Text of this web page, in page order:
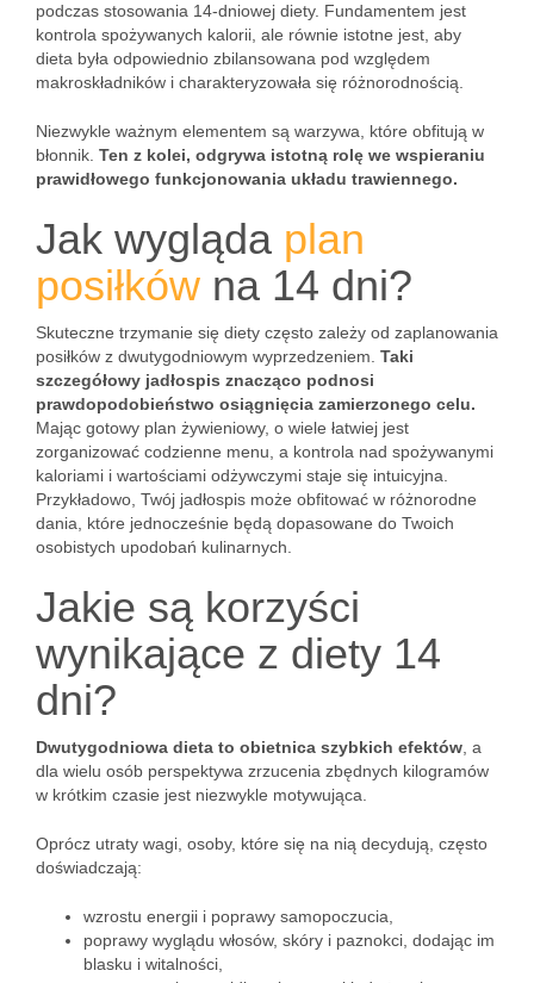
podczas stosowania 14-dniowej diety. Fundamentem jest
kontrola spożywanych kalorii, ale równie istotne jest, aby
dieta była odpowiednio zbilansowana pod względem
makroskładników i charakteryzowała się różnorodnością.
Niezwykle ważnym elementem są warzywa, które obfitują w
błonnik. Ten z kolei, odgrywa istotną rolę we wspieraniu
prawidłowego funkcjonowania układu trawiennego.
Jak wygląda plan
posiłków na 14 dni?
Skuteczne trzymanie się diety często zależy od zaplanowania
posiłków z dwutygodniowym wyprzedzeniem. Taki
szczegółowy jadłospis znacząco podnosi
prawdopodobieństwo osiągnięcia zamierzonego celu.
Mając gotowy plan żywieniowy, o wiele łatwiej jest
zorganizować codzienne menu, a kontrola nad spożywanymi
kaloriami i wartościami odżywczymi staje się intuicyjna.
Przykładowo, Twój jadłospis może obfitować w różnorodne
dania, które jednocześnie będą dopasowane do Twoich
osobistych upodobań kulinarnych.
Jakie są korzyści
wynikające z diety 14
dni?
Dwutygodniowa dieta to obietnica szybkich efektów , a
dla wielu osób perspektywa zrzucenia zbędnych kilogramów
w krótkim czasie jest niezwykle motywująca.
Oprócz utraty wagi, osoby, które się na nią decydują, często
doświadczają:
wzrostu energii i poprawy samopoczucia,
poprawy wyglądu włosów, skóry i paznokci, dodając im
blasku i witalności,